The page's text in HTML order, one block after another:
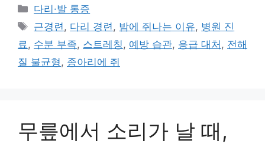
카
테
리
다리·발 통증
태
그
근경련, 다리 경련, 밤에 쥐나는 이유, 병원 진
료, 수분 부족, 스트레칭, 예방 습관, 응급 대처 , 전해
질 불균형, 종아리에 쥐
무릎에서 소리가 날 때,